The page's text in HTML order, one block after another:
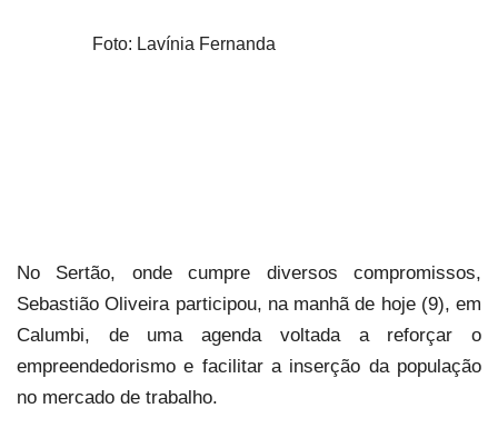
Foto: Lavínia Fernanda
No Sertão, onde cumpre diversos compromissos,
Sebastião Oliveira participou, na manhã de hoje (9), em
Calumbi, de uma agenda voltada a reforçar o
empreendedorismo e facilitar a inserção da população
no mercado de trabalho.